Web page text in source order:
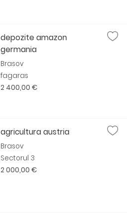
depozite amazon
germania
Brasov
fagaras
2 400,00 €
agricultura austria
Brasov
Sectorul 3
2 000,00 €